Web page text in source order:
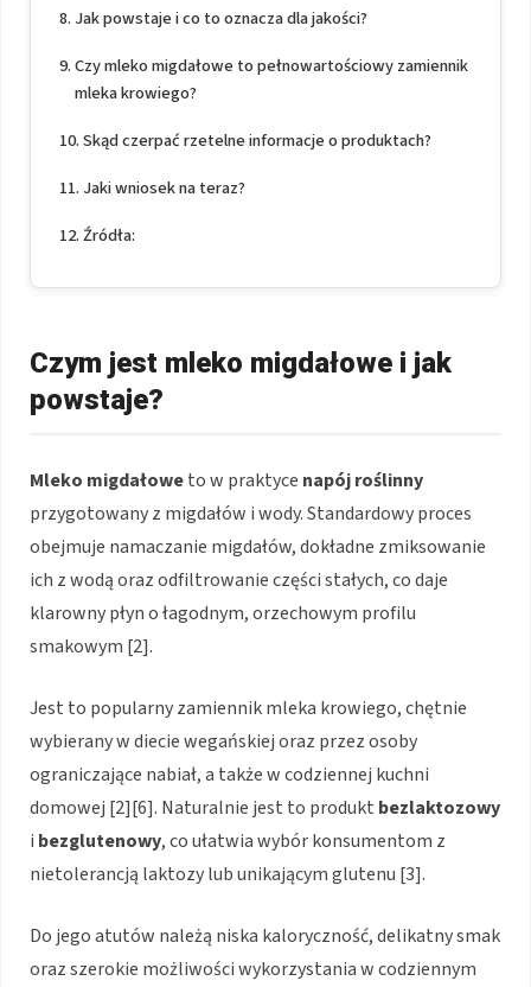
Jak powstaje i co to oznacza dla jakości?
Czy mleko migdałowe to pełnowartościowy zamiennik
mleka krowiego?
Skąd czerpać rzetelne informacje o produktach?
Jaki wniosek na teraz?
Źródła:
Czym jest mleko migdałowe i jak
powstaje?
Mleko migdałoweto w praktyce napój roślinny
przygotowany z migdałów i wody. Standardowy proces
obejmuje namaczanie migdałów, dokładne zmiksowanie
ich z wodą oraz odfiltrowanie części stałych, co daje
klarowny płyn o łagodnym, orzechowym profilu
smakowym [2].
Jest to popularny zamiennik mleka krowiego, chętnie
wybierany w diecie wegańskiej oraz przez osoby
ograniczające nabiał, a także w codziennej kuchni
domowej [2][6]. Naturalnie jest to produkt bezlaktozowy
i bezglutenowy, co ułatwia wybór konsumentom z
nietolerancją laktozy lub unikającym glutenu [3].
Do jego atutów należą niska kaloryczność, delikatny smak
oraz szerokie możliwości wykorzystania w codziennym